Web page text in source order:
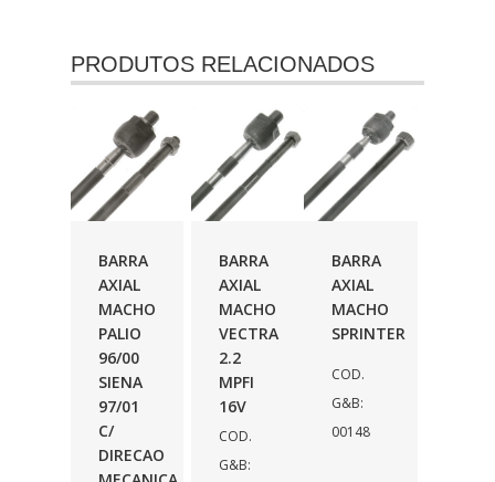
PRODUTOS RELACIONADOS
BARRA
AXIAL
MACHO
PALIO
96/00
SIENA
97/01
C/
DIRECAO
BARRA
AXIAL
MACHO
VECTRA
2.2
MPFI
16V
COD.
G&B:
BARRA
AXIAL
MACHO
SPRINTER
COD.
G&B:
00148